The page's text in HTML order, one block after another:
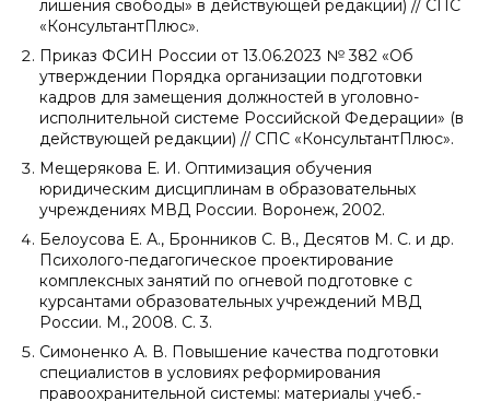
лишения свободы» в действующей редакции) // СПС
«КонсультантПлюс».
Приказ ФСИН России от 13.06.2023 № 382 «Об
утверждении Порядка организации подготовки
кадров для замещения должностей в уголовно-
исполнительной системе Российской Федерации» (в
действующей редакции) // СПС «КонсультантПлюс».
Мещерякова Е. И. Оптимизация обучения
юридическим дисциплинам в образовательных
учреждениях МВД России. Воронеж, 2002.
Белоусова Е. А., Бронников С. В., Десятов М. С. и др.
Психолого-педагогическое проектирование
комплексных занятий по огневой подготовке с
курсантами образовательных учреждений МВД
России. М., 2008. С. 3.
Симоненко А. В. Повышение качества подготовки
специалистов в условиях реформирования
правоохранительной системы: материалы учеб.-